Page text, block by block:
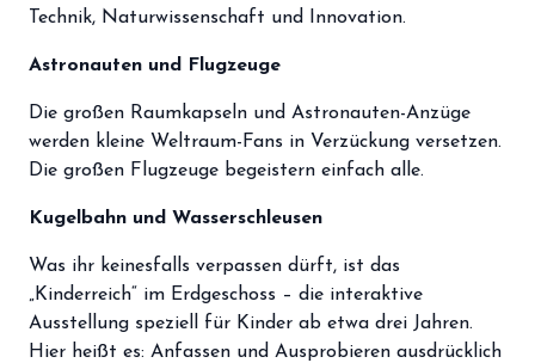
login Anmelden / Registrieren
Technik, Naturwissenschaft und Innovation.
Astronauten und Flugzeuge
Die großen Raumkapseln und Astronauten-Anzüge
werden kleine Weltraum-Fans in Verzückung versetzen.
Die großen Flugzeuge begeistern einfach alle.
Kugelbahn und Wasserschleusen
Was ihr keinesfalls verpassen dürft, ist das
„Kinderreich“ im Erdgeschoss – die interaktive
Ausstellung speziell für Kinder ab etwa drei Jahren.
Hier heißt es: Anfassen und Ausprobieren ausdrücklich